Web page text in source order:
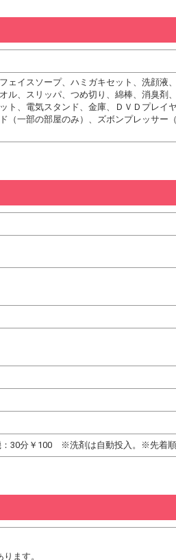
イスソープ、ハミガキセット、洗顔液
ル、スリッパ、つめ切り、綿棒、消臭剤
、電気スタンド、金庫、ＤＶＤプレイ
一部の部屋のみ）、ズボンプレッサー
：30分￥100 ※洗剤は自動投入。※先着順
ます。